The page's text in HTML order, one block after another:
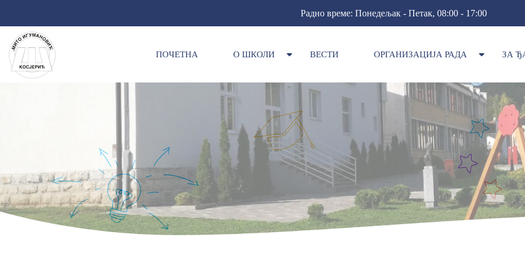
Радно време: Понедељак - Петак, 08:00 - 17:00
ПОЧЕТНА О ШКОЛИ ВЕСТИ ОРГАНИЗАЦИЈА РАДА ЗА